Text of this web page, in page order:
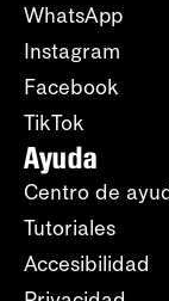
WhatsApp
Instagram
Facebook
TikTok
Ayuda
Centro de
Tutoriales
Accesibilidad